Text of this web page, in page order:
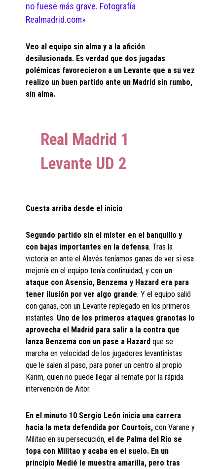
no fuese más grave. Fotografía
Realmadrid.com»
Veo al equipo sin alma y a la afición
desilusionada. Es verdad que dos jugadas
polémicas favorecieron a un Levante que a su vez
realizo un buen partido ante un Madrid sin rumbo,
sin alma.
Real Madrid 1
Levante UD 2
Cuesta arriba desde el inicio
Segundo partido sin el míster en el banquillo y
con bajas importantes en la defensa. Tras la
victoria en ante el Alavés teníamos ganas de ver si esa
mejoría en el equipo tenía continuidad, y con un
ataque con Asensio, Benzema y Hazard era para
tener ilusión por ver algo grande. Y el equipo salió
con ganas, con un Levante replegado en los primeros
instantes. Uno de los primeros ataques granotas lo
aprovecha el Madrid para salir a la contra que
lanza Benzema con un pase a Hazard que se
marcha en velocidad de los jugadores levantinistas
que le salen al paso, para poner un centro al propio
Karim, quien no puede llegar al remate por la rápida
intervención de Aitor.
En el minuto 10 Sergio León inicia una carrera
hacia la meta defendida por Courtois, con Varane y
Militao en su persecución, el de Palma del Rio se
topa con Militao y acaba en el suelo. En un
principio Medié le muestra amarilla, pero tras